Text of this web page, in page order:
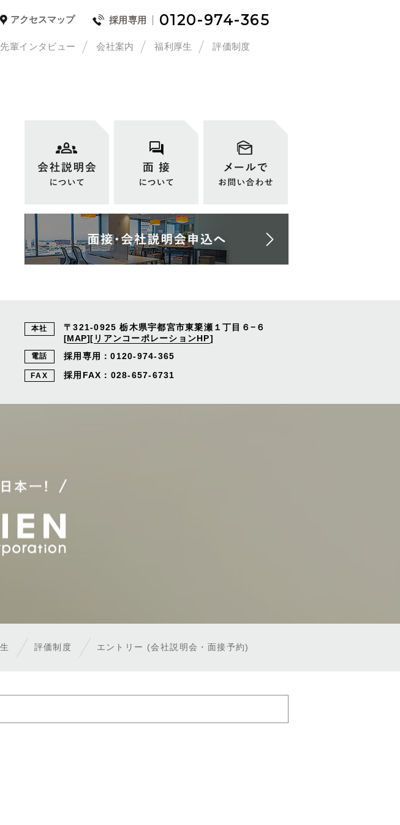
アクセスマップ 採用専用 0120-974-365
先輩インタビュー 会社案内 福利厚生 評価制度
本社 〒321-0925 栃木県宇都宮市東簗瀬１丁目６−６
[MAP][ リアンコーポレーションHP]
電話 採用専用：0120-974-365
FAX 採用FAX：028-657-6731
評価制度 エントリー (会社説明会・面接予約)